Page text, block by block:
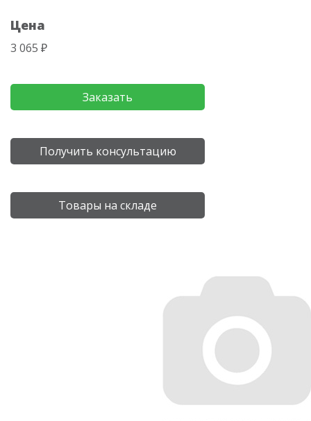
Цена
3 065 ₽
Заказать
Получить консультацию
Товары на складе